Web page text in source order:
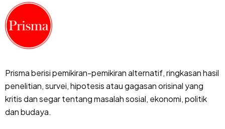
Prisma berisi pemikiran-pemikiran alternatif, ringkasan hasil
penelitian, survei, hipotesis atau gagasan orisinal yang
kritis dan segar tentang masalah sosial, ekonomi, politik
dan budaya.